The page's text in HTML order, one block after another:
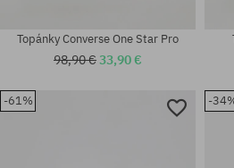
Topánky Converse One Star Pro
98,90 €33,90 €
-61% -